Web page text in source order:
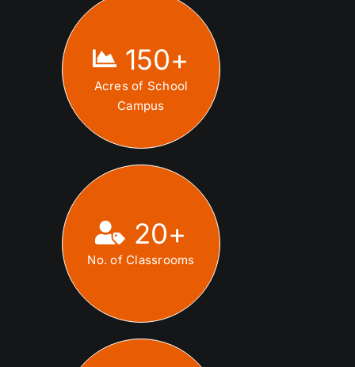
150+
Acres of School
Campus
20+
No. of Classrooms